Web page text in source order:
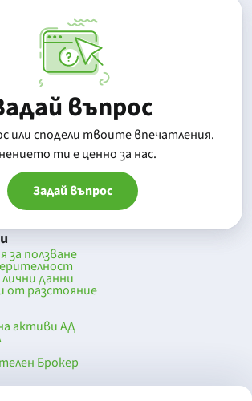
въпрос
или сподели твоите впечатления.
ти е ценно за нас.
Задай въпрос
за ползване
данни
от разстояние
активи АД
Брокер